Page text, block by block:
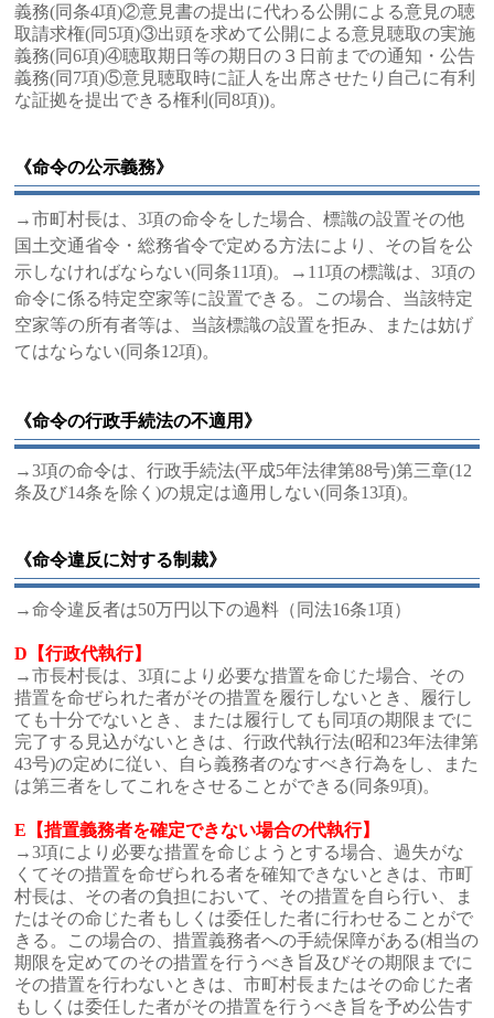
義務(同条4項)②意見書の提出に代わる公開による意見の聴
取請求権(同5項)③出頭を求めて公開による意見聴取の実施
義務(同6項)④聴取期日等の期日の３日前までの通知・公告
義務(同7項)⑤意見聴取時に証人を出席させたり自己に有利
な証拠を提出できる権利(同8項))。
《命令の公示義務》
→市町村長は、3項の命令をした場合、標識の設置その他
国土交通省令・総務省令で定める方法により、その旨を公
示しなければならない(同条11項)。→11項の標識は、3項の
命令に係る特定空家等に設置できる。この場合、当該特定
空家等の所有者等は、当該標識の設置を拒み、または妨げ
てはならない(同条12項)。
《命令の行政手続法の不適用》
→3項の命令は、行政手続法(平成5年法律第88号)第三章(12
条及び14条を除く)の規定は適用しない(同条13項)。
《命令違反に対する制裁》
→命令違反者は50万円以下の過料（同法16条1項）
D【行政代執行】
→市長村長は、3項により必要な措置を命じた場合、その
措置を命ぜられた者がその措置を履行しないとき、履行し
ても十分でないとき、または履行しても同項の期限までに
完了する見込がないときは、行政代執行法(昭和23年法律第
43号)の定めに従い、自ら義務者のなすべき行為をし、また
は第三者をしてこれをさせることができる(同条9項)。
E【措置義務者を確定できない場合の代執行】
→3項により必要な措置を命じようとする場合、過失がな
くてその措置を命ぜられる者を確知できないときは、市町
村長は、その者の負担において、その措置を自ら行い、ま
たはその命じた者もしくは委任した者に行わせることがで
きる。この場合の、措置義務者への手続保障がある(相当の
期限を定めてのその措置を行うべき旨及びその期限までに
その措置を行わないときは、市町村長またはその命じた者
もしくは委任した者がその措置を行うべき旨を予め公告す